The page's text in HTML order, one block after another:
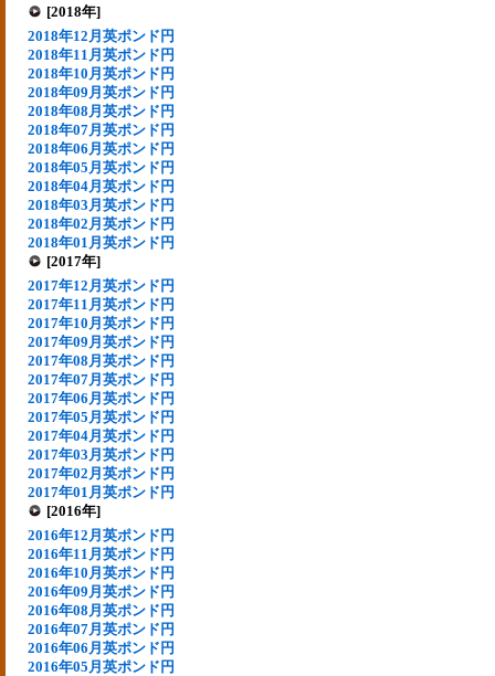
[2018年]
2018年12月英ポンド円
2018年11月英ポンド円
2018年10月英ポンド円
2018年09月英ポンド円
2018年08月英ポンド円
2018年07月英ポンド円
2018年06月英ポンド円
2018年05月英ポンド円
2018年04月英ポンド円
2018年03月英ポンド円
2018年02月英ポンド円
2018年01月英ポンド円
[2017年]
2017年12月英ポンド円
2017年11月英ポンド円
2017年10月英ポンド円
2017年09月英ポンド円
2017年08月英ポンド円
2017年07月英ポンド円
2017年06月英ポンド円
2017年05月英ポンド円
2017年04月英ポンド円
2017年03月英ポンド円
2017年02月英ポンド円
2017年01月英ポンド円
[2016年]
2016年12月英ポンド円
2016年11月英ポンド円
2016年10月英ポンド円
2016年09月英ポンド円
2016年08月英ポンド円
2016年07月英ポンド円
2016年06月英ポンド円
2016年05月英ポンド円